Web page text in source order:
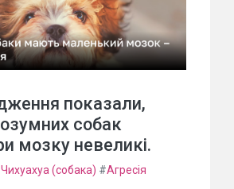
показали,
собак
мозку невеликі.
Чихуахуа (собака) #Агресія